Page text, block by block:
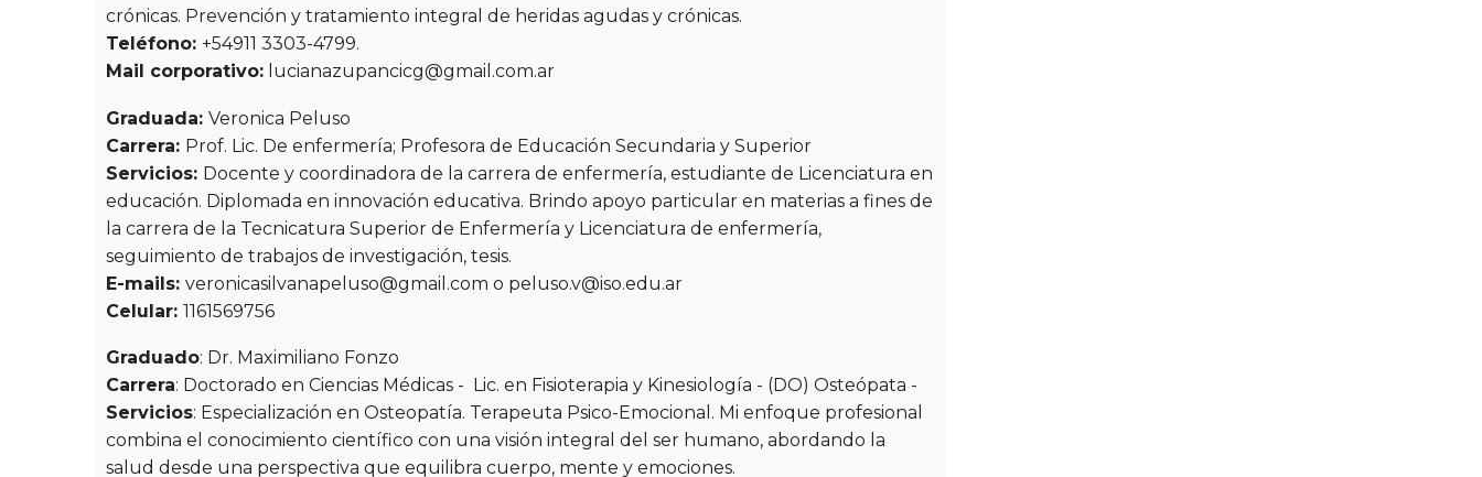
crónicas. Prevención y tratamiento integral de heridas agudas y crónicas.
Teléfono: +54911 3303-4799.
Mail corporativo: lucianazupancicg@gmail.com.ar
Graduada: Veronica Peluso
Carrera: Prof. Lic. De enfermería; Profesora de Educación Secundaria y Superior
Servicios: Docente y coordinadora de la carrera de enfermería, estudiante de Licenciatura en
educación. Diplomada en innovación educativa. Brindo apoyo particular en materias a fines de
la carrera de la Tecnicatura Superior de Enfermería y Licenciatura de enfermería,
seguimiento de trabajos de investigación, tesis.
E-mails: veronicasilvanapeluso@gmail.com o peluso.v@iso.edu.ar
Celular: 1161569756
Graduado: Dr. Maximiliano Fonzo
Carrera: Doctorado en Ciencias Médicas - Lic. en Fisioterapia y Kinesiología - (DO) Osteópata -
Servicios: Especialización en Osteopatía. Terapeuta Psico-Emocional. Mi enfoque profesional
combina el conocimiento científico con una visión integral del ser humano, abordando la
salud desde una perspectiva que equilibra cuerpo, mente y emociones.